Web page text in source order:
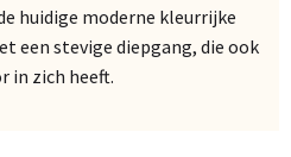
huidige moderne kleurrijke
een stevige diepgang, die ook
in zich heeft.